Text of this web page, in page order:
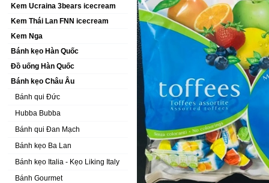
Kem Ucraina 3bears icecream
Kem Thái Lan FNN icecream
Kem Nga
Bánh kẹo Hàn Quốc
Đồ uống Hàn Quốc
Bánh kẹo Châu Âu
Bánh qui Đức
Hubba Bubba
Bánh qui Đan Mạch
Bánh kẹo Ba Lan
Bánh kẹo Italia - Kẹo Liking Italy
Bánh Gourmet